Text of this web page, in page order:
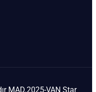
MAD.2025-VAN Star